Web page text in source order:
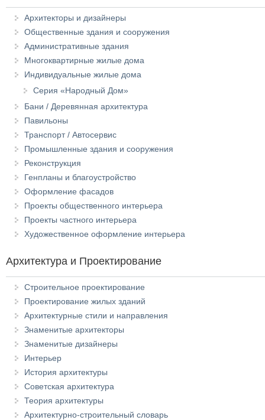
Архитекторы и дизайнеры
Общественные здания и сооружения
Административные здания
Многоквартирные жилые дома
Индивидуальные жилые дома
Серия «Народный Дом»
Бани / Деревянная архитектура
Павильоны
Транспорт / Автосервис
Промышленные здания и сооружения
Реконструкция
Генпланы и благоустройство
Оформление фасадов
Проекты общественного интерьера
Проекты частного интерьера
Художественное оформление интерьера
Архитектура и Проектирование
Строительное проектирование
Проектирование жилых зданий
Архитектурные стили и направления
Знаменитые архитекторы
Знаменитые дизайнеры
Интерьер
История архитектуры
Советская архитектура
Теория архитектуры
Архитектурно-строительный словарь